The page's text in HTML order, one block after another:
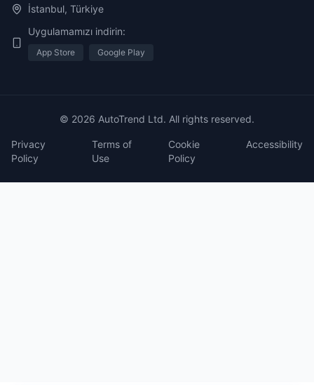
İstanbul, Türkiye
Uygulamamızı indirin:
App Store Google Play
© 2026 AutoTrend Ltd. All rights reserved.
Privacy
Policy
Terms of
Use
Cookie
Policy
Accessibility